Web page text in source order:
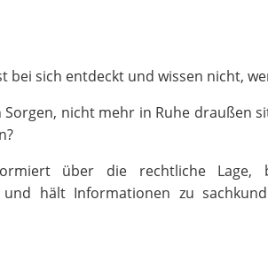
bei sich entdeckt und wissen nicht,
Sorgen, nicht mehr in Ruhe draußen
über die rechtliche Lage,
hält Informationen zu